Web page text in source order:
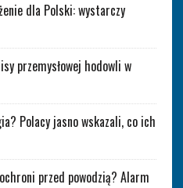
dla Polski: wystarczy
przemysłowej hodowli w
Polacy jasno wskazali, co ich
przed powodzią? Alarm